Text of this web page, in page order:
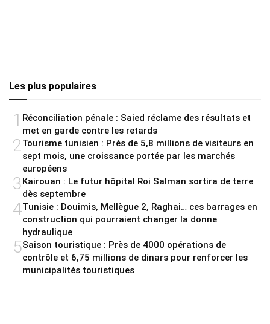
Les plus populaires
1 Réconciliation pénale : Saied réclame des résultats et
met en garde contre les retards
2Tourisme tunisien : Près de 5,8 millions de visiteurs en
sept mois, une croissance portée par les marchés
européens
3Kairouan : Le futur hôpital Roi Salman sortira de terre
dès septembre
4Tunisie : Douimis, Mellègue 2, Raghai… ces barrages en
construction qui pourraient changer la donne
hydraulique
5Saison touristique : Près de 4000 opérations de
contrôle et 6,75 millions de dinars pour renforcer les
municipalités touristiques